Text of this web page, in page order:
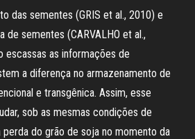
das sementes (GRIS et al., 2010) e
de sementes (CARVALHO et al.,
escassas as informações de
a diferença no armazenamento de
e transgênica. Assim, esse
sob as mesmas condições de
do grão de soja no momento da